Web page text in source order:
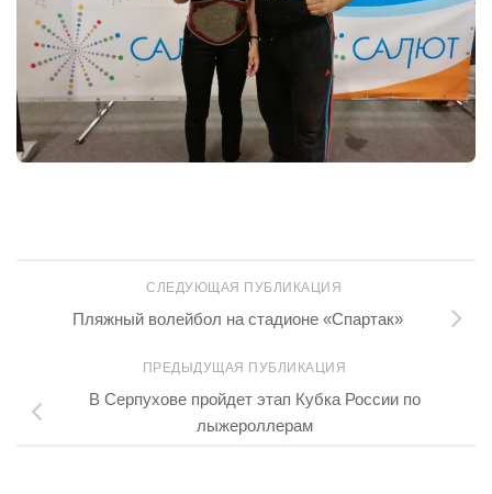
СЛЕДУЮЩАЯ ПУБЛИКАЦИЯ
Пляжный волейбол на стадионе «Спартак»
ПРЕДЫДУЩАЯ ПУБЛИКАЦИЯ
В Серпухове пройдет этап Кубка России по
лыжероллерам